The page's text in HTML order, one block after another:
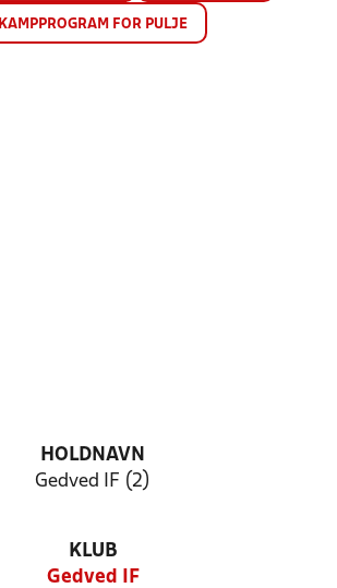
KAMPPROGRAM FOR PULJE
HOLDNAVN
Gedved IF (2)
KLUB
Gedved IF